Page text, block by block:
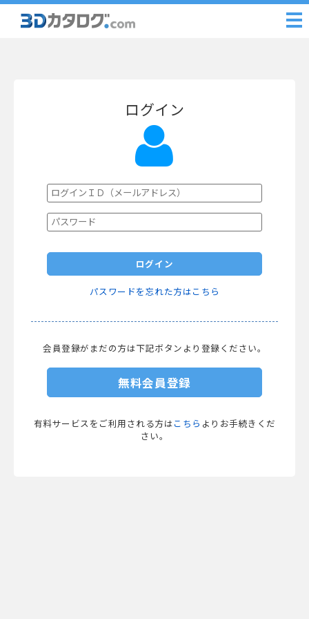
ログイン
ログイン
パスワードを忘れた方はこちら
会員登録がまだの方は下記ボタンより登録ください。
無料会員登録
有料サービスをご利用される方は こちら よりお手続きくだ
さい。